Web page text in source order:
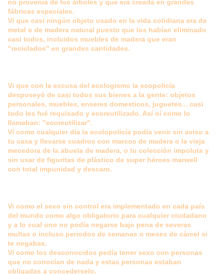
no provenía de los árboles y que era creada en grandes
fábricas especiales.
Ví que casi ningún objeto usado en la vida cotidiana era de
metal o de madera natural puesto que los habían eliminado
casi todos, incluidos muebles de madera que eran
"reciclados" en grandes cantidades.
Vi que con la excusa del ecologismo la ecopolicía
desposeyó de casi todos sus bienes a la gente: objetos
personales, muebles, enseres domesticos, juguetes... casi
todo les fué requisado y ecoreutilizado. Así oí como lo
llamaban: "ecoreutilizar".
Ví como cualquier día la ecolopolicía podía venir sin aviso a
tu casa y llevarse cuadros con marcos de madera o la vieja
mecedora de la abuela de madera, o tu colección impoluta y
sin usar de figuritas de plástico de super héroes marwell
con total impunidad y descaro.
Vi como el sexo sin control era implementado en cada país
del mundo como algo obligatorio para cualquier ciudadano
y a lo cual uno no podía negarse bajo pena de severas
multas o incluso periodos de semanas o meses de cárcel si
te negabas.
Ví como los desconocidos pedía tener sexo con personas
que no conocían de nada y estas personas estaban
obligadas a concederselo.